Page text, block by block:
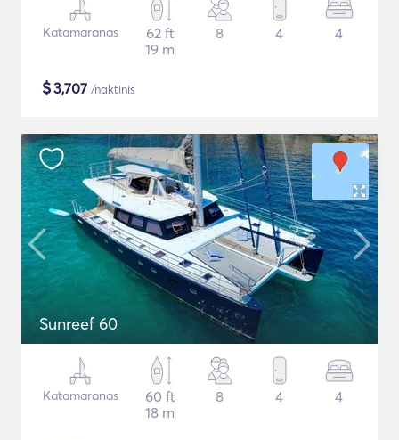
Katamaranas
62 ft
19 m
8 4 4
$3,707 /naktinis
Sunreef 60
Katamaranas
60 ft
18 m
8 4 4